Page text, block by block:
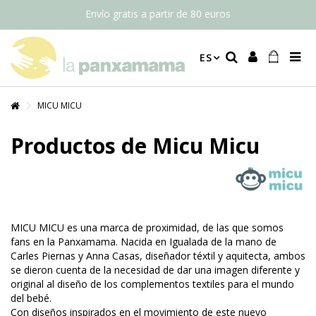
Envío gratis a partir de 80 euros
ES
MICU MICU
Productos de Micu Micu
MICU MICU es una marca de proximidad, de las que somos
fans en la Panxamama. Nacida en Igualada de la mano de
Carles Piernas y Anna Casas, diseñador téxtil y aquitecta, ambos
se dieron cuenta de la necesidad de dar una imagen diferente y
original al diseño de los complementos textiles para el mundo
del bebé.
Con diseños inspirados en el movimiento de este nuevo